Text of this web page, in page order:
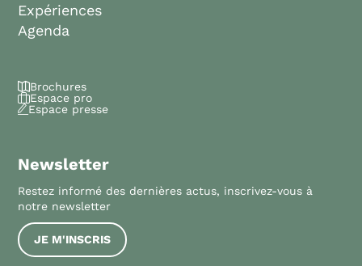
Expériences
Agenda
Brochures
Espace pro
Espace presse
Newsletter
Restez informé des dernières actus, inscrivez-vous à
notre newsletter
JE M'INSCRIS